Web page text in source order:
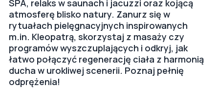
SPA, relaks w saunach i jacuzzi oraz kojącą
atmosferę blisko natury. Zanurz się w
rytuałach pielęgnacyjnych inspirowanych
m.in. Kleopatrą, skorzystaj z masaży czy
programów wyszczuplających i odkryj, jak
łatwo połączyć regenerację ciała z harmonią
ducha w urokliwej scenerii. Poznaj pełnię
odprężenia!